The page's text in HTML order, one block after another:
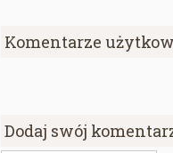
Komentarze
Dodaj swój